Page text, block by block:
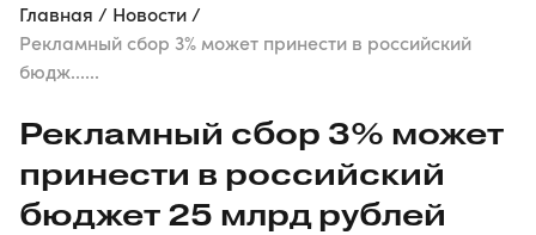
Главная
Новости
Рекламный сбор 3% может принести в российский
бюдж......
Рекламный сбор 3% может
принести в российский
бюджет 25 млрд рублей